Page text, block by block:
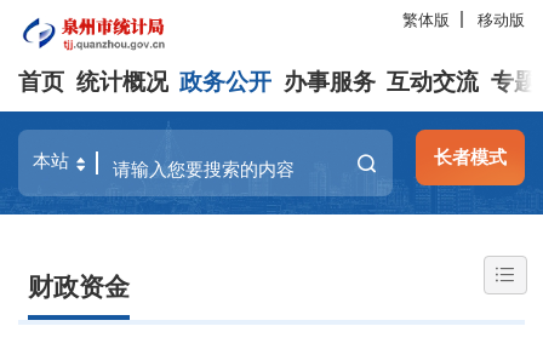
繁体版 移动版
首页 统计概况 政务公开 办事服务 互动交流 专题
长者模式
财政资金